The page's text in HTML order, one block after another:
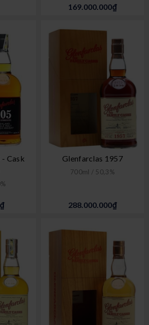
169.000.000₫
Cask
Glenfarclas 1957
700ml / 50,3%
288.000.000₫